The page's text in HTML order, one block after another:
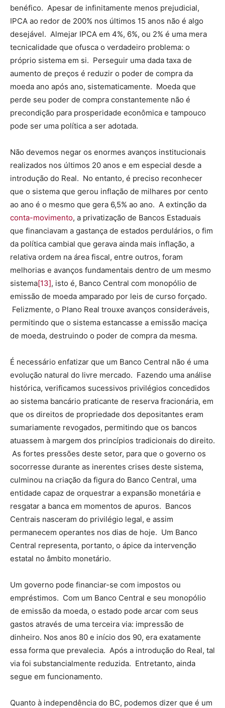
benéfico. Apesar de infinitamente menos prejudicial,
IPCA ao redor de 200% nos últimos 15 anos não é algo
desejável. Almejar IPCA em 4%, 6%, ou 2% é uma mera
tecnicalidade que ofusca o verdadeiro problema: o
próprio sistema em si. Perseguir uma dada taxa de
aumento de preços é reduzir o poder de compra da
moeda ano após ano, sistematicamente. Moeda que
perde seu poder de compra constantemente não é
precondição para prosperidade econômica e tampouco
pode ser uma política a ser adotada.
Não devemos negar os enormes avanços institucionais
realizados nos últimos 20 anos e em especial desde a
introdução do Real. No entanto, é preciso reconhecer
que o sistema que gerou inflação de milhares por cento
ao ano é o mesmo que gera 6,5% ao ano. A extinção da
conta-movimento, a privatização de Bancos Estaduais
que financiavam a gastança de estados perdulários, o fim
da política cambial que gerava ainda mais inflação, a
relativa ordem na área fiscal, entre outros, foram
melhorias e avanços fundamentais dentro de um mesmo
sistema[13], isto é, Banco Central com monopólio de
emissão de moeda amparado por leis de curso forçado.
Felizmente, o Plano Real trouxe avanços consideráveis,
permitindo que o sistema estancasse a emissão maciça
de moeda, destruindo o poder de compra da mesma.
É necessário enfatizar que um Banco Central não é uma
evolução natural do livre mercado. Fazendo uma análise
histórica, verificamos sucessivos privilégios concedidos
ao sistema bancário praticante de reserva fracionária, em
que os direitos de propriedade dos depositantes eram
sumariamente revogados, permitindo que os bancos
atuassem à margem dos princípios tradicionais do direito.
As fortes pressões deste setor, para que o governo os
socorresse durante as inerentes crises deste sistema,
culminou na criação da figura do Banco Central, uma
entidade capaz de orquestrar a expansão monetária e
resgatar a banca em momentos de apuros. Bancos
Centrais nasceram do privilégio legal, e assim
permanecem operantes nos dias de hoje. Um Banco
Central representa, portanto, o ápice da intervenção
estatal no âmbito monetário.
Um governo pode financiar-se com impostos ou
empréstimos. Com um Banco Central e seu monopólio
de emissão da moeda, o estado pode arcar com seus
gastos através de uma terceira via: impressão de
dinheiro. Nos anos 80 e início dos 90, era exatamente
essa forma que prevalecia. Após a introdução do Real, tal
via foi substancialmente reduzida. Entretanto, ainda
segue em funcionamento.
Quanto à independência do BC, podemos dizer que é um